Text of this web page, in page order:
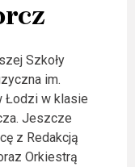
Szkoły
im.
Łodzi w klasie
Jeszcze
z Redakcją
Orkiestrą